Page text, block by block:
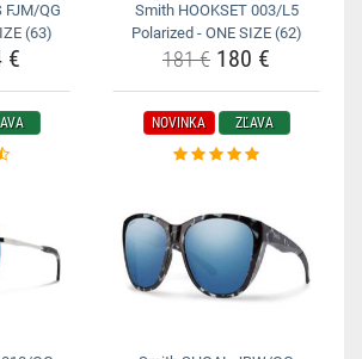
FJM/QG
(63)
€
Smith HOOKSET 003/L5
Polarized - ONE SIZE (62)
181 € 180 €
NOVINKA ZĽAVA